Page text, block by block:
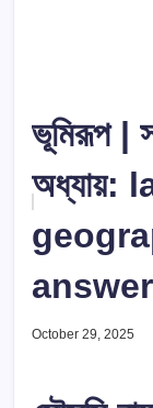
ভূমিরূপ |
অধ্যায়:
October 29, 2025